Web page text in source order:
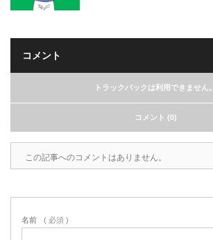
コメント
トラックバックは利用できません。
コメント (0)
この記事へのコメントはありません。
名前 ( 必須 )